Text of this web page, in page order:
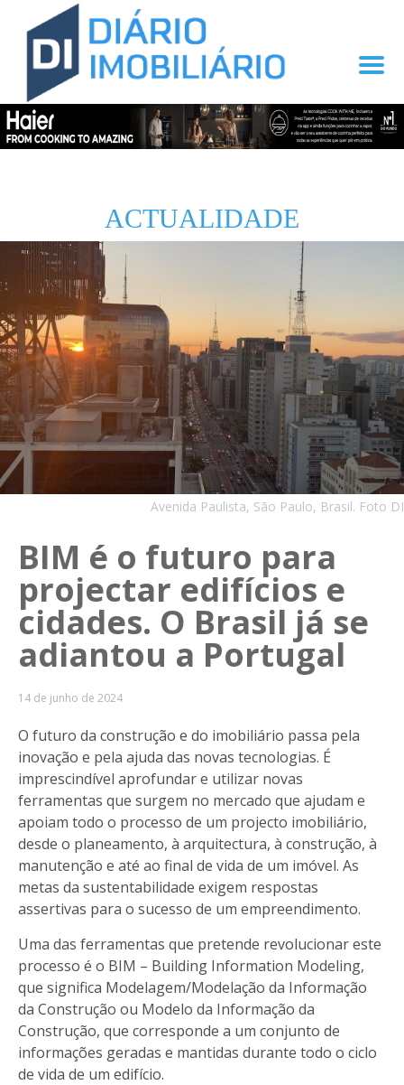
ACTUALIDADE
Avenida Paulista, São Paulo, Brasil. Foto DI
BIM é o futuro para
projectar edifícios e
cidades. O Brasil já se
adiantou a Portugal
14 de junho de 2024
O futuro da construção e do imobiliário passa pela
inovação e pela ajuda das novas tecnologias. É
imprescindível aprofundar e utilizar novas
ferramentas que surgem no mercado que ajudam e
apoiam todo o processo de um projecto imobiliário,
desde o planeamento, à arquitectura, à construção, à
manutenção e até ao final de vida de um imóvel. As
metas da sustentabilidade exigem respostas
assertivas para o sucesso de um empreendimento.
Uma das ferramentas que pretende revolucionar este
processo é o BIM – Building Information Modeling,
que significa Modelagem/Modelação da Informação
da Construção ou Modelo da Informação da
Construção, que corresponde a um conjunto de
informações geradas e mantidas durante todo o ciclo
de vida de um edifício.